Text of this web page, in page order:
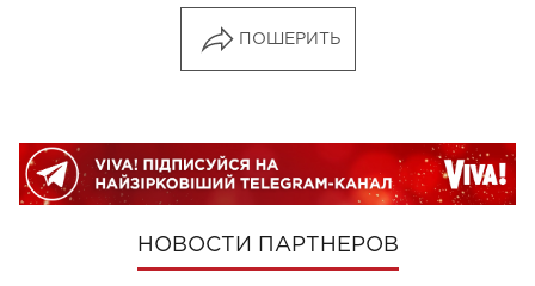
ПОШЕРИТЬ
НОВОСТИ ПАРТНЕРОВ